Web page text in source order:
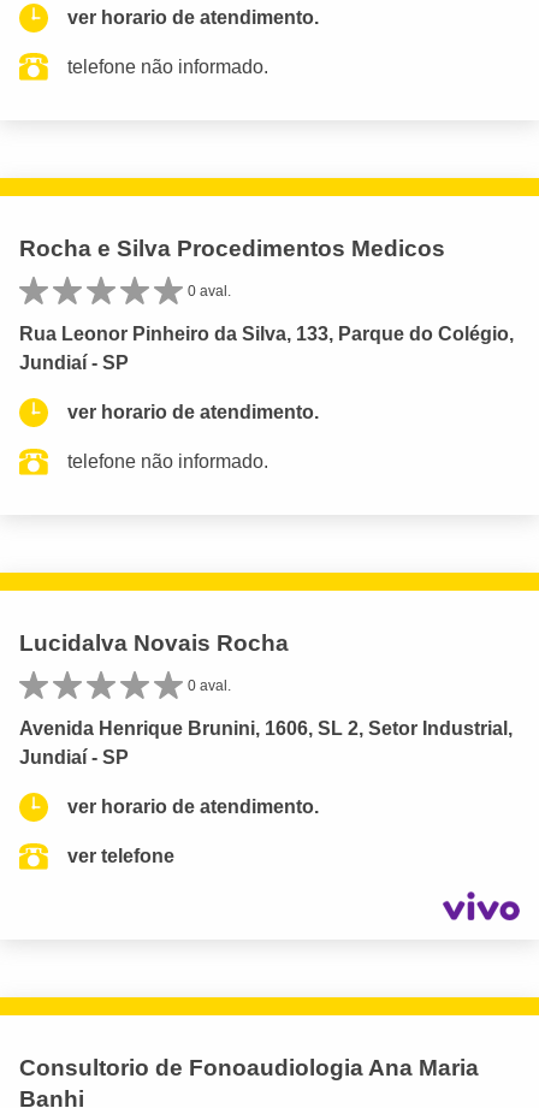
ver horario de atendimento.
telefone não informado.
Rocha e Silva Procedimentos Medicos
0 aval.
Rua Leonor Pinheiro da Silva, 133, Parque do Colégio,
Jundiaí - SP
ver horario de atendimento.
telefone não informado.
Lucidalva Novais Rocha
0 aval.
Avenida Henrique Brunini, 1606, SL 2, Setor Industrial,
Jundiaí - SP
ver horario de atendimento.
ver telefone
Consultorio de Fonoaudiologia Ana Maria
Banhi